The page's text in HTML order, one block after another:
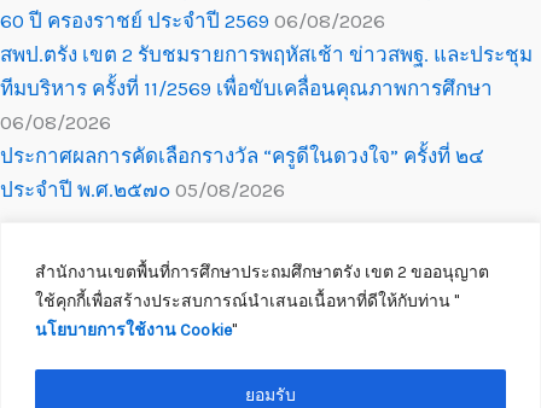
สำนักงานเขตพื้นที่การศึกษาประถมศึกษาตรัง เขต 2 ขออนุญาต
ใช้คุกกี้เพื่อสร้างประสบการณ์นำเสนอเนื้อหาที่ดีให้กับท่าน ''
นโยบายการใช้งาน Cookie''
ยอมรับ
60 ปี ครองราชย์ ประจำปี 2569 06/08/2026
สพป.ตรัง เขต 2 รับชมรายการพฤหัสเช้า ข่าวสพฐ. และประชุม
ทีมบริหาร ครั้งที่ 11/2569 เพื่อขับเคลื่อนคุณภาพการศึกษา
06/08/2026
ประกาศผลการคัดเลือกรางวัล “ครูดีในดวงใจ” ครั้งที่ ๒๔
ประจำปี พ.ศ.๒๕๗๐ 05/08/2026
Copyright © 2026 สำนักงานเขตพื้นที่การศึกษาประถมศึกษาตรัง เขต 2